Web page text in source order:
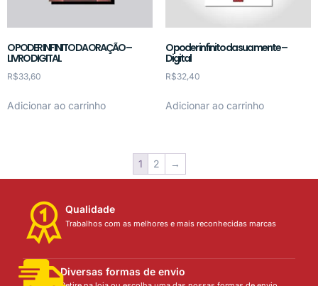
O PODER INFINITO DA ORAÇÃO –
LIVRO DIGITAL
R$33,60
Adicionar ao carrinho
O poder infinito da sua mente –
Digital
R$32,40
Adicionar ao carrinho
1 2 →
Qualidade
Trabalhos com as melhores e mais reconhecidas marcas
Diversas formas de envio